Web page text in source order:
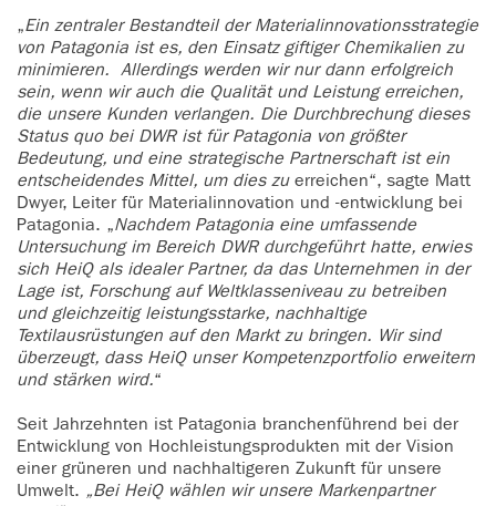
„Ein zentraler Bestandteil der Materialinnovationsstrategie
von Patagonia ist es, den Einsatz giftiger Chemikalien zu
minimieren. Allerdings werden wir nur dann erfolgreich
sein, wenn wir auch die Qualität und Leistung erreichen,
die unsere Kunden verlangen. Die Durchbrechung dieses
Status quo bei DWR ist für Patagonia von größter
Bedeutung, und eine strategische Partnerschaft ist ein
entscheidendes Mittel, um dies zuerreichen“, sagte Matt
Dwyer, Leiter für Materialinnovation und -entwicklung bei
Patagonia. „Nachdem Patagonia eine umfassende
Untersuchung im Bereich DWR durchgeführt hatte, erwies
sich HeiQ als idealer Partner, da das Unternehmen in der
Lage ist, Forschung auf Weltklasseniveau zu betreiben
und gleichzeitig leistungsstarke, nachhaltige
Textilausrüstungen auf den Markt zu bringen. Wir sind
überzeugt, dass HeiQ unser Kompetenzportfolio erweitern
und stärken wird.“
Seit Jahrzehnten ist Patagonia branchenführend bei der
Entwicklung von Hochleistungsprodukten mit der Vision
einer grüneren und nachhaltigeren Zukunft für unsere
Umwelt. „Bei HeiQ wählen wir unsere Markenpartner